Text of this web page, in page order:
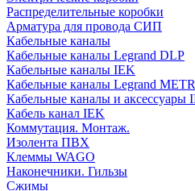
Распределительные коробки
Арматура для провода СИП
Кабельные каналы
Кабельные каналы Legrand DLP
Кабельные каналы IEK
Кабельные каналы Legrand
Кабельные каналы и
Кабель канал IEK
Коммутация. Монтаж.
Изолента ПВХ
Клеммы WAGO
Наконечники. Гильзы
Сжимы